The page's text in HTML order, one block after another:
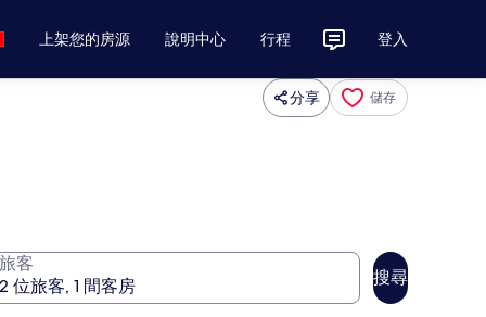
上架您的房源 說明中心 行程 登入
分享 儲存
旅客
搜尋